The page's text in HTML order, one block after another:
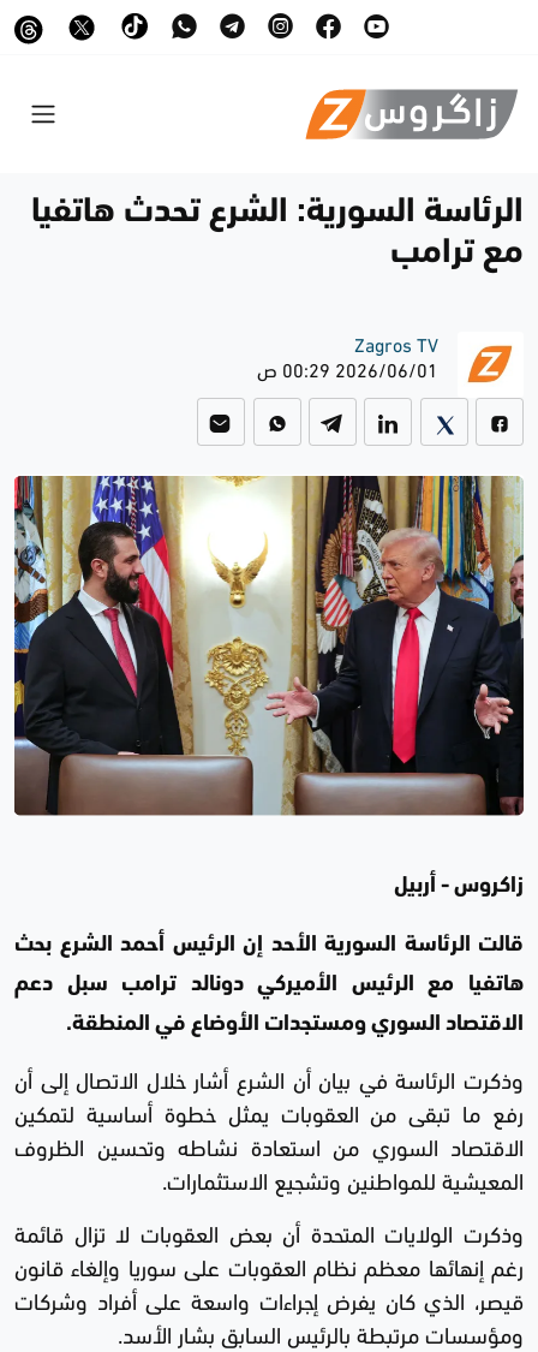
الرئاسة السورية: الشرع تحدث هاتفيا
مع ترامب
Zagros TV
2026/06/01 00:29 ص
زاكروس - أربيل
قالت الرئاسة السورية الأحد إن الرئيس أحمد الشرع بحث
هاتفيا مع الرئيس الأميركي دونالد ترامب سبل دعم
الاقتصاد السوري ومستجدات الأوضاع في المنطقة.
وذكرت الرئاسة في بيان أن الشرع أشار خلال الاتصال إلى أن
رفع ما تبقى من العقوبات يمثل خطوة أساسية لتمكين
الاقتصاد السوري من استعادة نشاطه وتحسين الظروف
المعيشية للمواطنين وتشجيع الاستثمارات.
وذكرت الولايات المتحدة أن بعض العقوبات لا تزال قائمة
رغم إنهائها معظم نظام العقوبات على سوريا وإلغاء قانون
قيصر، الذي كان يفرض إجراءات واسعة على أفراد وشركات
ومؤسسات مرتبطة بالرئيس السابق بشار الأسد.